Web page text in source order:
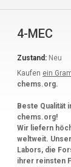
4-MEC
Zustand: Neu
Kaufen ein
chems.org.
Beste Qualität
chems.org!
Wir liefern
weltweit.
Labors, die
ihrer reinsten